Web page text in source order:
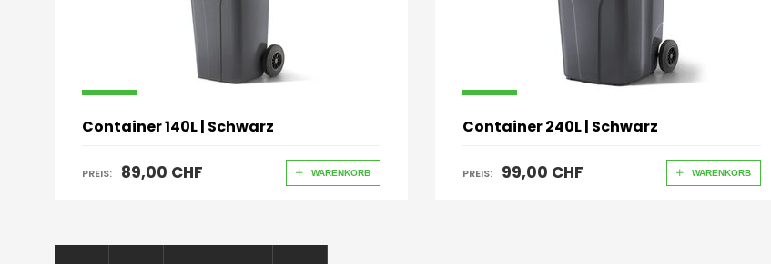
Container 140L | Schwarz
PREIS: 89,00 CHF WARENKORB
Container 240L | Schwarz
PREIS: 99,00 CHF WARENKORB